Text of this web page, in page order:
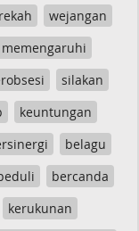
wejangan
memengaruhi
silakan
keuntungan
belagu
bercanda
kerukunan